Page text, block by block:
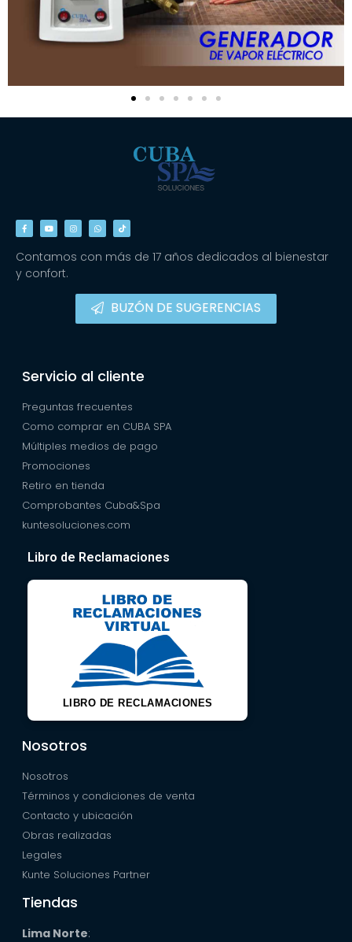
Contamos con más de 17 años dedicados al bienestar
y confort.
BUZÓN DE SUGERENCIAS
Servicio al cliente
Preguntas frecuentes
Como comprar en CUBA SPA
Múltiples medios de pago
Promociones
Retiro en tienda
Comprobantes Cuba&Spa
kuntesoluciones.com
Libro de Reclamaciones
LIBRO DE RECLAMACIONES
Nosotros
Nosotros
Términos y condiciones de venta
Contacto y ubicación
Obras realizadas
Legales
Kunte Soluciones Partner
Tiendas
Lima Norte: